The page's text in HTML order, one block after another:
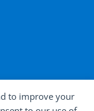
to improve your